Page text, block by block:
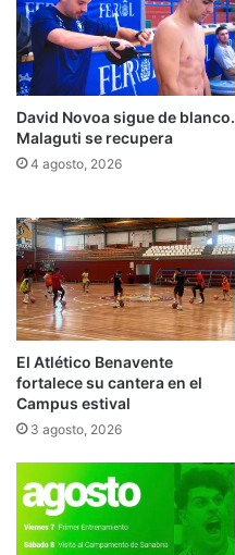
David Novoa sigue de blanco.
Malaguti se recupera
4 agosto, 2026
El Atlético Benavente
fortalece su cantera en el
Campus estival
3 agosto, 2026